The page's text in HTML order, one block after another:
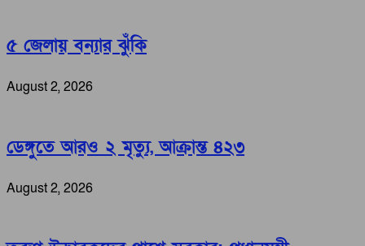
৫ জেলায় বন্যার ঝুঁকি
August 2, 2026
ডেঙ্গুতে আরও ২ মৃত্যু, আক্রান্ত ৪২৩
August 2, 2026